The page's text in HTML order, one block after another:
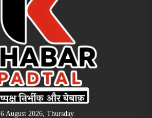
6 August 2026, Thursday